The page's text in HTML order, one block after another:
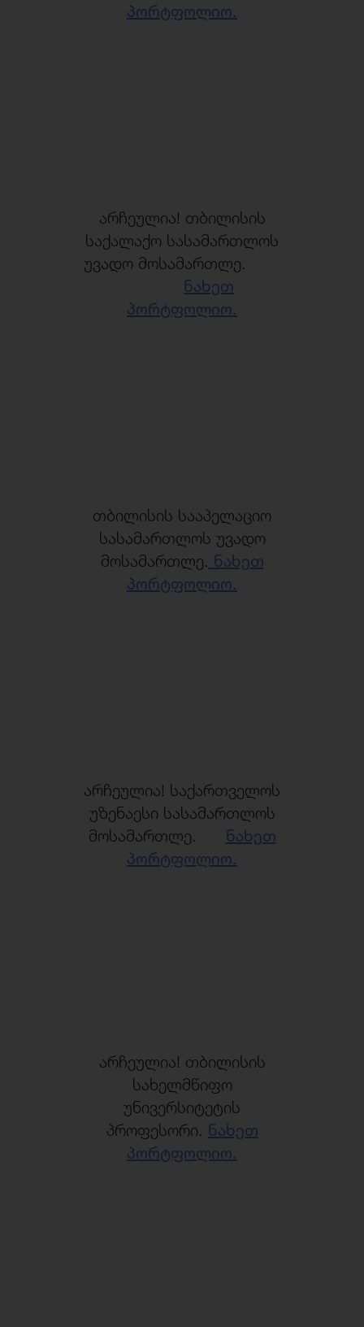
პორტფოლიო.
არჩეულია! თბილისის
საქალაქო სასამართლოს
უვადო მოსამართლე.
ნახეთ
პორტფოლიო.
თბილისის სააპელაციო
სასამართლოს უვადო
მოსამართლე. ნახეთ
პორტფოლიო.
არჩეულია! საქართველოს
უზენაესი სასამართლოს
მოსამართლე. ნახეთ
პორტფოლიო.
არჩეულია! თბილისის
სახელმწიფო
უნივერსიტეტის
პროფესორი. ნახეთ
პორტფოლიო.